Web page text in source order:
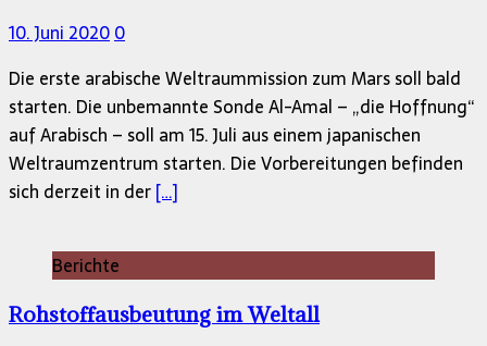
10. Juni 20200
Die erste arabische Weltraummission zum Mars soll bald
starten. Die unbemannte Sonde Al-Amal – „die Hoffnung“
auf Arabisch – soll am 15. Juli aus einem japanischen
Weltraumzentrum starten. Die Vorbereitungen befinden
sich derzeit in der[…]
Berichte
Rohstoffausbeutung im Weltall